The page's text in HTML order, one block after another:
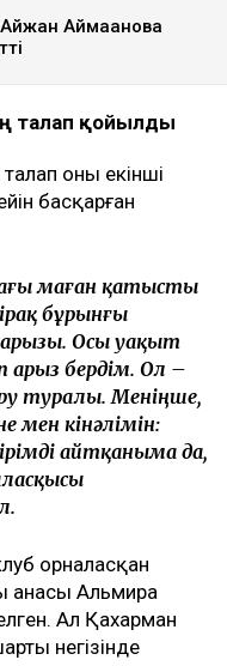
Аймағанова
талап қойылды
оның екінші
басқарған
маған қатысты
бұрынғы
арызы. Осы уақыт
арыз бердім. Ол –
туралы. Меніңше,
мен кінәлімін:
айтқаныма да,
орналасқан
анасы Альмира
Ал Қахарман
негізінде